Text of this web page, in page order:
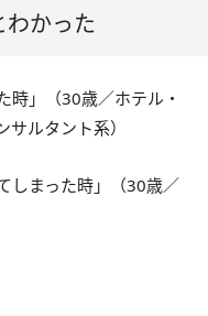
わかった
時」（30歳／ホテル・
ルタント系）
しまった時」（30歳／